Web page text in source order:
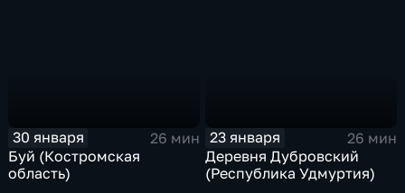
30 января
26 мин
Буй (Костромская
область)
23 января
26 мин
Деревня Дубровский
(Республика Удмуртия)